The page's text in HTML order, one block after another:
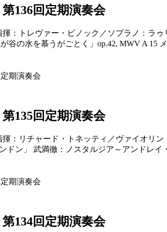
136回定期演奏会
：トレヴァー・ピノック／ソプラノ：ラ
谷の水を慕うがごとく」op.42, MWV A 15
135回定期演奏会
：リチャード・トネッティ／ヴァイオリ
ドン」 武満徹：ノスタルジア～アンドレ
134回定期演奏会